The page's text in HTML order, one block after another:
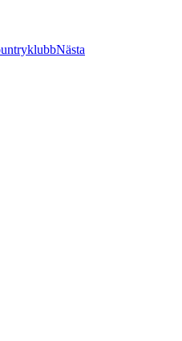
Nästa